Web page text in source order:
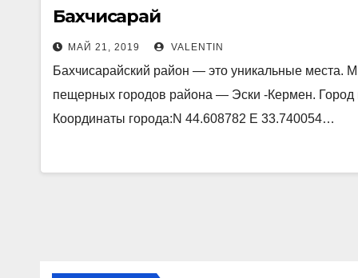
Бахчисарай
МАЙ 21, 2019 VALENTIN
Бахчисарайский район — это уникальные места.
пещерных городов района — Эски -Кермен. Город
Координаты города:N 44.608782 E 33.740054…